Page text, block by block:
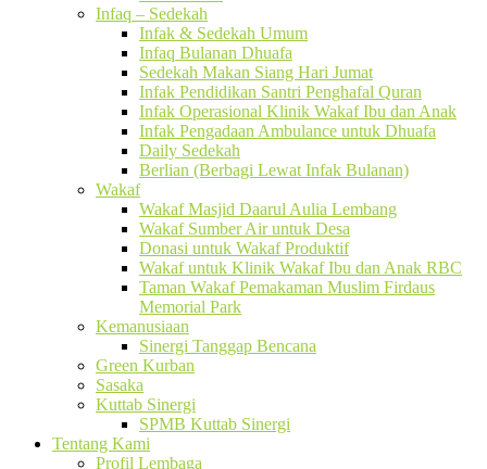
Infaq – Sedekah
Infak & Sedekah Umum
Infaq Bulanan Dhuafa
Sedekah Makan Siang Hari Jumat
Infak Pendidikan Santri Penghafal Quran
Infak Operasional Klinik Wakaf Ibu dan Anak
Infak Pengadaan Ambulance untuk Dhuafa
Daily Sedekah
Berlian (Berbagi Lewat Infak Bulanan)
Wakaf
Wakaf Masjid Daarul Aulia Lembang
Wakaf Sumber Air untuk Desa
Donasi untuk Wakaf Produktif
Wakaf untuk Klinik Wakaf Ibu dan Anak RBC
Taman Wakaf Pemakaman Muslim Firdaus
Memorial Park
Kemanusiaan
Sinergi Tanggap Bencana
Green Kurban
Sasaka
Kuttab Sinergi
SPMB Kuttab Sinergi
Tentang Kami
Profil Lembaga